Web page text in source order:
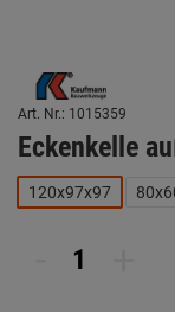
Art. Nr.: 1015359
Eckenkelle
120x97x97